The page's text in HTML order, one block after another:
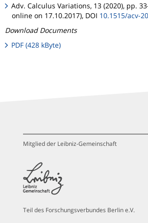
Adv. Calculus Variations, 13 (2020), pp.
online on 17.10.2017), DOI 10.1515/acv-
Download Documents
PDF (428 kByte)
Mitglied der Leibniz-Gemeinschaft
Teil des Forschungsverbundes Berlin e.V.